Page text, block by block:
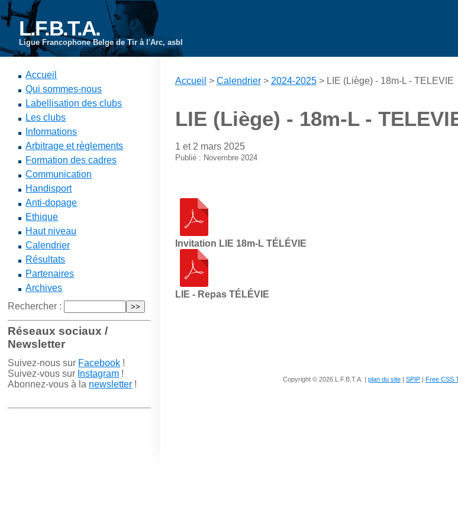
L.F.B.T.A.
Ligue Francophone Belge de Tir à l'Arc, asbl
Accueil
Qui sommes-nous
Labellisation des clubs
Les clubs
Informations
Arbitrage et règlements
Formation des cadres
Communication
Handisport
Anti-dopage
Ethique
Haut niveau
Calendrier
Résultats
Partenaires
Archives
Rechercher :
Réseaux sociaux /
Newsletter
Suivez-nous sur Facebook !
Suivez-vous sur Instagram !
Abonnez-vous à la newsletter !
Accueil > Calendrier> 2024-2025> LIE (Liège) - 18m-L - TELEVIE
LIE (Liège) - 18m-L -
1 et 2 mars 2025
Publié : Novembre 2024
Invitation LIE 18m-L TÉLÉVIE
LIE - Repas TÉLÉVIE
Copyright © 2026 L.F.B.T.A. | plan du site | SPIP | Free CSS